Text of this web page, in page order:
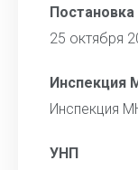
Постановка
25 октября
Инспекция
Инспекция
УНП